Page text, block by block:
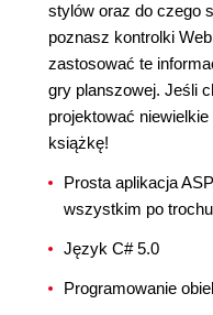
stylów oraz do czego
poznasz kontrolki
zastosować te
gry planszowej. Jeśli
projektować
książkę!
Prosta aplikacja
wszystkim po trochu
Język C# 5.0
Programowanie